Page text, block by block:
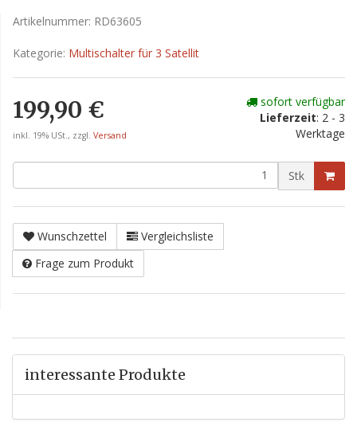
Artikelnummer: RD63605
Kategorie: Multischalter für 3 Satellit
199,90 €
inkl. 19% USt., zzgl. Versand
sofort verfügbar
Lieferzeit: 2 - 3
Werktage
Stk
Wunschzettel
Vergleichsliste
Frage zum Produkt
interessante Produkte